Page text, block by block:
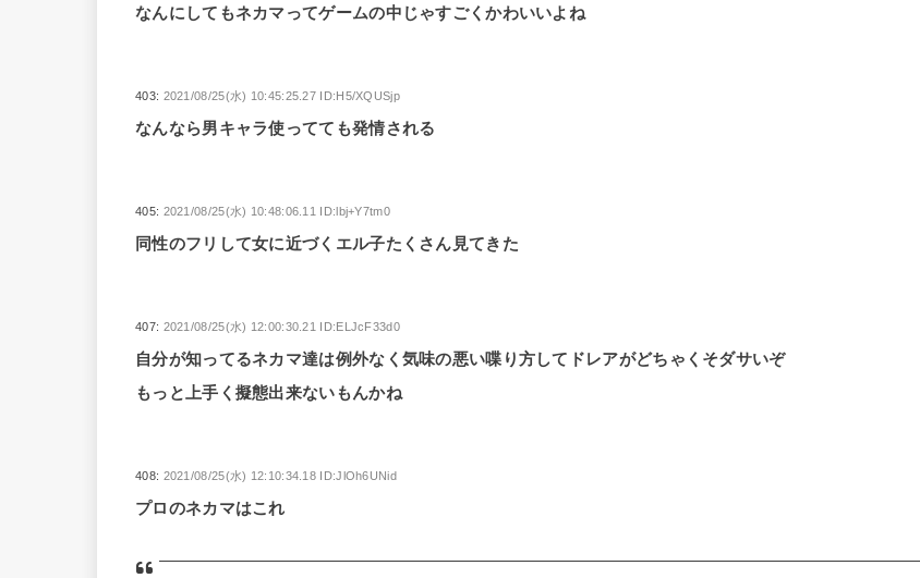
なんにしてもネカマってゲームの中じゃすごくかわいいよね
403: 2021/08/25(水) 10:45:25.27 ID:H5/XQUSjp
なんなら男キャラ使ってても発情される
405: 2021/08/25(水) 10:48:06.11 ID:lbj+Y7tm0
同性のフリして女に近づくエル子たくさん見てきた
407: 2021/08/25(水) 12:00:30.21 ID:ELJcF33d0
自分が知ってるネカマ達は例外なく気味の悪い喋り方してドレアがどちゃくそダサいぞ
もっと上手く擬態出来ないもんかね
408: 2021/08/25(水) 12:10:34.18 ID:JlOh6UNid
プロのネカマはこれ